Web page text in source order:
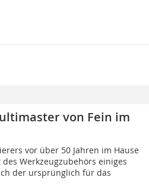
von Fein im
vor über 50 Jahren im Hause
Werkzeugzubehörs einiges
der ursprünglich für das